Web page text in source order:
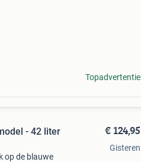
Topadvertentie
- 42 liter
op de blauwe
€ 124,95
Gisteren